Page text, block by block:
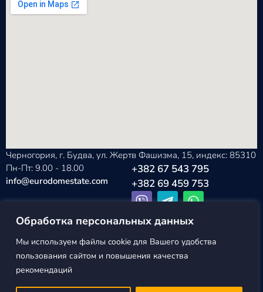
Обработка персональных данных
Мы используем файлы cookie для Вашего удобства
пользования сайтом и повышения качества
рекомендаций
Черногория, г. Будва, ул. Жертв Фашизма, 15, индекс: 85310
Пн-Пт: 9.00 - 18.00
info@eurodomestate.com
+382 67 543 795
+382 69 459 753
EURODOM
ESTATE ©2026
Политика конфиденциальности
Пользовательское соглашение